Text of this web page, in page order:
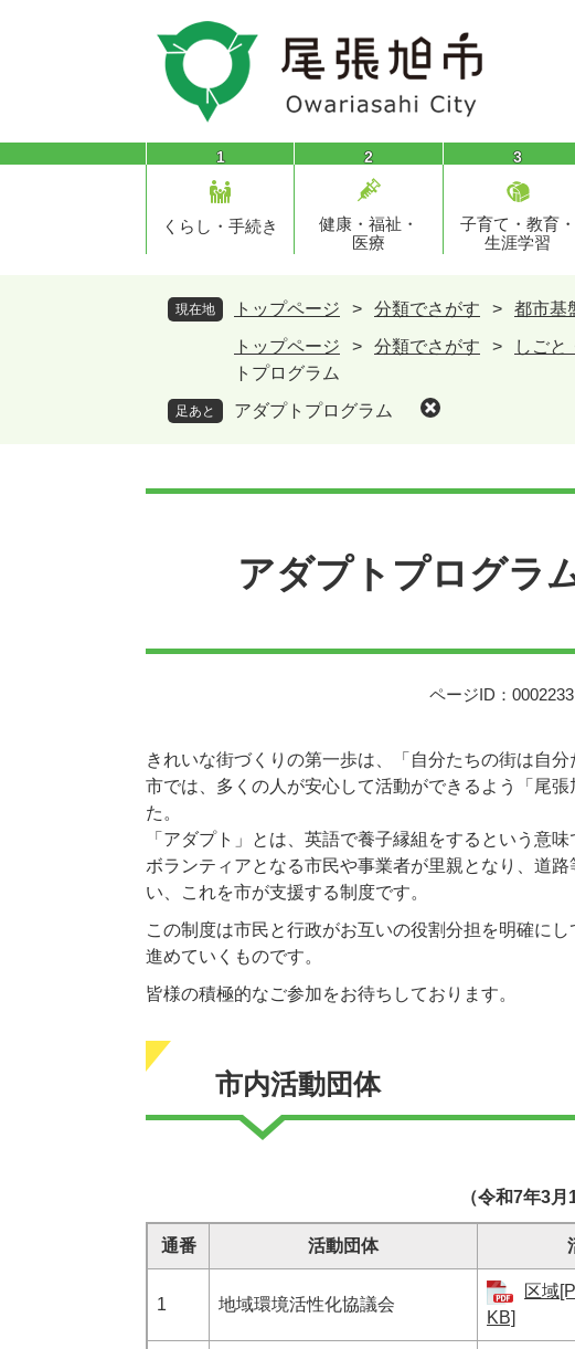
頭
飛
1
くらし・手続き
2
健康・福祉・
医療
3
子育て・教育・
生涯学習
現在地 トップページ > 分類でさがす > 都市基
トップページ
> 分類でさがす > しごと
トプログラム
足あと アダプトプログラム
アダプトプログラ
ページID：0002233
きれいな街づくりの第一歩は、「自分たちの街は自
市では、多くの人が安心して活動ができるよう「尾
た。
「アダプト」とは、英語で養子縁組をするという意味
ボランティアとなる市民や事業者が里親となり、道
い、これを市が支援する制度です。
この制度は市民と行政がお互いの役割分担を明確に
進めていくものです。
皆様の積極的なご参加をお待ちしております。
市内活動団体
（令和7年3月
通番 活動団体
1 地域環境活性化協議会
区域
KB]